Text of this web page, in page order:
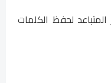
لحفظ الكلمات